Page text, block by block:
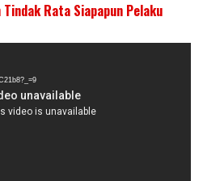
Rata Siapapun Pelaku